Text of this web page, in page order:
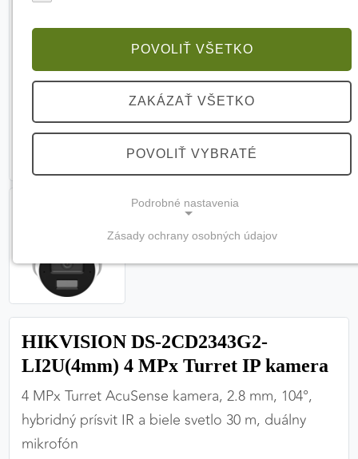
HIKVISION DS-2CD2343G2-
LI2U(4mm) 4 MPx Turret IP kamera
4 MPx Turret AcuSense kamera, 2.8 mm, 104°,
hybridný prísvit IR a biele svetlo 30 m, duálny
mikrofón
POVOLIŤ VŠETKO
ZAKÁZAŤ VŠETKO
POVOLIŤ VYBRATÉ
Podrobné nastavenia
(vždy aktívne, nemožno vypnúť)
Tieto cookies sú potrebné na správne fungovanie
zabezpečiť jej plnú funkčnosť.
PREFERENČNÉ COOKIES
Zásady ochrany osobných údajov